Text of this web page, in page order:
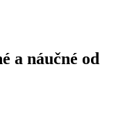
a náučné od